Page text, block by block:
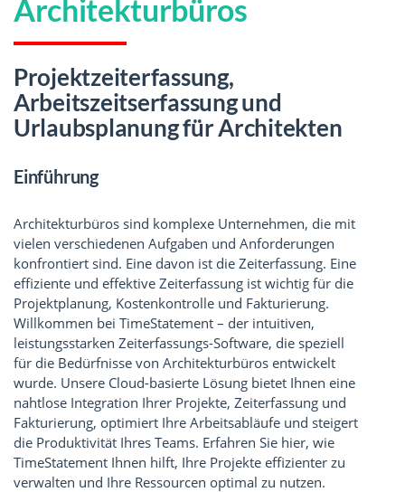
Architekturbüros
Projektzeiterfassung,
Arbeitszeitserfassung und
Urlaubsplanung für Architekten
Einführung
Architekturbüros sind komplexe Unternehmen, die mit
vielen verschiedenen Aufgaben und Anforderungen
konfrontiert sind. Eine davon ist die Zeiterfassung. Eine
effiziente und effektive Zeiterfassung ist wichtig für die
Projektplanung, Kostenkontrolle und Fakturierung.
Willkommen bei TimeStatement – der intuitiven,
leistungsstarken Zeiterfassungs-Software, die speziell
für die Bedürfnisse von Architekturbüros entwickelt
wurde. Unsere Cloud-basierte Lösung bietet Ihnen eine
nahtlose Integration Ihrer Projekte, Zeiterfassung und
Fakturierung, optimiert Ihre Arbeitsabläufe und steigert
die Produktivität Ihres Teams. Erfahren Sie hier, wie
TimeStatement Ihnen hilft, Ihre Projekte effizienter zu
verwalten und Ihre Ressourcen optimal zu nutzen.